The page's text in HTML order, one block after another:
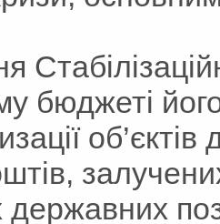
бюджеті
державних